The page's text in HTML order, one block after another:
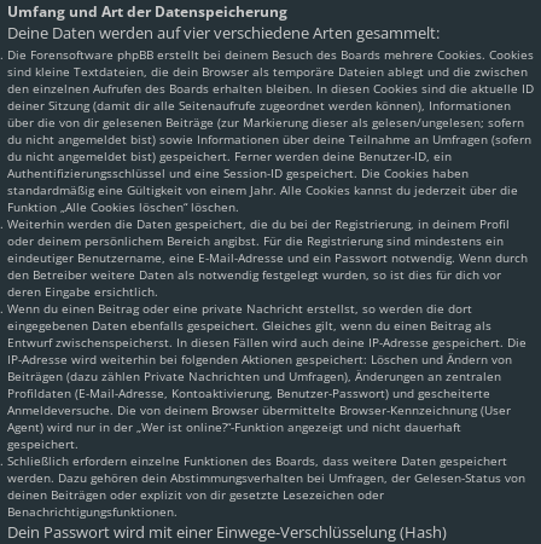
Umfang und Art der Datenspeicherung
Deine Daten werden auf vier verschiedene Arten gesammelt:
Die Forensoftware phpBB erstellt bei deinem Besuch des Boards mehrere Cookies. Cookies
sind kleine Textdateien, die dein Browser als temporäre Dateien ablegt und die zwischen
den einzelnen Aufrufen des Boards erhalten bleiben. In diesen Cookies sind die aktuelle ID
deiner Sitzung (damit dir alle Seitenaufrufe zugeordnet werden können), Informationen
über die von dir gelesenen Beiträge (zur Markierung dieser als gelesen/ungelesen; sofern
du nicht angemeldet bist) sowie Informationen über deine Teilnahme an Umfragen (sofern
du nicht angemeldet bist) gespeichert. Ferner werden deine Benutzer-ID, ein
Authentifizierungsschlüssel und eine Session-ID gespeichert. Die Cookies haben
standardmäßig eine Gültigkeit von einem Jahr. Alle Cookies kannst du jederzeit über die
Funktion „Alle Cookies löschen“ löschen.
Weiterhin werden die Daten gespeichert, die du bei der Registrierung, in deinem Profil
oder deinem persönlichem Bereich angibst. Für die Registrierung sind mindestens ein
eindeutiger Benutzername, eine E-Mail-Adresse und ein Passwort notwendig. Wenn durch
den Betreiber weitere Daten als notwendig festgelegt wurden, so ist dies für dich vor
deren Eingabe ersichtlich.
Wenn du einen Beitrag oder eine private Nachricht erstellst, so werden die dort
eingegebenen Daten ebenfalls gespeichert. Gleiches gilt, wenn du einen Beitrag als
Entwurf zwischenspeicherst. In diesen Fällen wird auch deine IP-Adresse gespeichert. Die
IP-Adresse wird weiterhin bei folgenden Aktionen gespeichert: Löschen und Ändern von
Beiträgen (dazu zählen Private Nachrichten und Umfragen), Änderungen an zentralen
Profildaten (E-Mail-Adresse, Kontoaktivierung, Benutzer-Passwort) und gescheiterte
Anmeldeversuche. Die von deinem Browser übermittelte Browser-Kennzeichnung (User
Agent) wird nur in der „Wer ist online?“-Funktion angezeigt und nicht dauerhaft
gespeichert.
Schließlich erfordern einzelne Funktionen des Boards, dass weitere Daten gespeichert
werden. Dazu gehören dein Abstimmungsverhalten bei Umfragen, der Gelesen-Status von
deinen Beiträgen oder explizit von dir gesetzte Lesezeichen oder
Benachrichtigungsfunktionen.
Dein Passwort wird mit einer Einwege-Verschlüsselung (Hash)